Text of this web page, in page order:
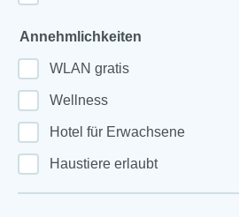
Annehmlichkeiten
WLAN gratis
Wellness
Hotel für Erwachsene
Haustiere erlaubt